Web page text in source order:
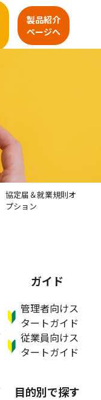
製品紹介
ページへ
協定届＆就業規則オ
プション
ガイド
管理者向けス
タートガイド
従業員向けス
タートガイド
目的別で探す